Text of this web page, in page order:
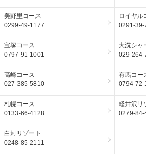
美野里コース
0299-49-1177
ロイヤル
0291-39-
宝塚コース
0797-91-1001
大洗シャ
029-264-
高崎コース
027-385-5810
有馬コー
0794-72-
札幌コース
0133-66-4128
軽井沢リ
0279-84-
白河リゾート
0248-85-2111